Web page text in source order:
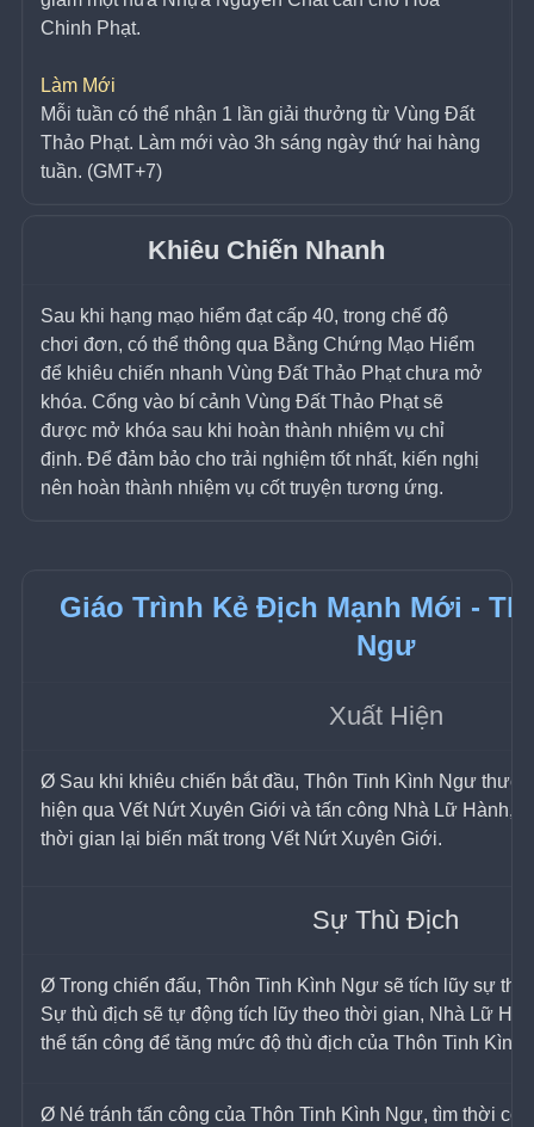
Chinh Phạt.
Làm Mới
Mỗi tuần có thể nhận 1 lần giải thưởng từ Vùng Đất
Thảo Phạt. Làm mới vào 3h sáng ngày thứ hai hàng
tuần. (GMT+7)
Khiêu Chiến Nhanh
Sau khi hạng mạo hiểm đạt cấp 40, trong chế độ
chơi đơn, có thể thông qua Bằng Chứng Mạo Hiểm
để khiêu chiến nhanh Vùng Đất Thảo Phạt chưa mở
khóa. Cổng vào bí cảnh Vùng Đất Thảo Phạt sẽ
được mở khóa sau khi hoàn thành nhiệm vụ chỉ
định. Để đảm bảo cho trải nghiệm tốt nhất, kiến nghị
nên hoàn thành nhiệm vụ cốt truyện tương ứng.
Giáo Trình Kẻ Địch Mạnh Mới -
Ngư
Xuất Hiện
Ø Sau khi khiêu chiến bắt đầu, Thôn Tinh Kình Ngư
hiện qua Vết Nứt Xuyên Giới và tấn công Nhà Lữ Hành,
thời gian lại biến mất trong Vết Nứt Xuyên Giới.
Sự Thù Địch
Ø Trong chiến đấu, Thôn Tinh Kình Ngư sẽ tích lũy sự
Sự thù địch sẽ tự động tích lũy theo thời gian, Nhà Lữ
thể tấn công để tăng mức độ thù địch của Thôn Tinh Kình
Ø Né tránh tấn công của Thôn Tinh Kình Ngư, tìm thời cơ